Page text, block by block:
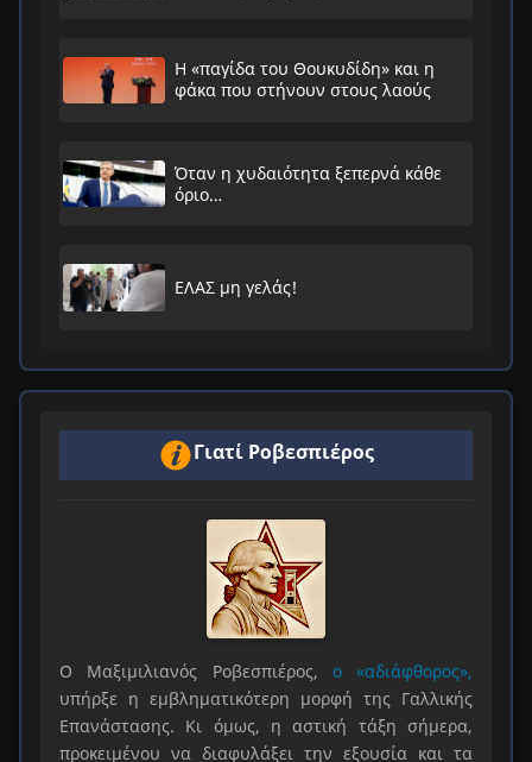
Η «παγίδα του Θουκυδίδη» και η
φάκα που στήνουν στους λαούς
Όταν η χυδαιότητα ξεπερνά κάθε
όριο…
ΕΛΑΣ μη γελάς!
Γιατί Ροβεσπιέρος
Ο Μαξιμιλιανός Ροβεσπιέρος, ο «αδιάφθορος»,
υπήρξε η εμβληματικότερη μορφή της Γαλλικής
Επανάστασης. Κι όμως, η αστική τάξη σήμερα,
προκειμένου να διαφυλάξει την εξουσία και τα